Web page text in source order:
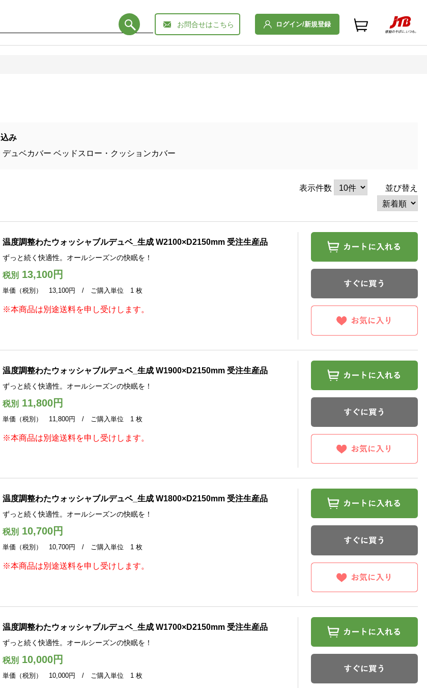
ログイン/新規登録
お問合せはこちら
み
デュベカバー ベッドスロー・クッションカバー
表示件数 並び替え
温度調整わたウォッシャブルデュベ_生成 W2100×D2150mm 受注生産品
ずっと続く快適性。オールシーズンの快眠を！
税別13,100円
単価（税別） 13,100円 / ご購入単位 1 枚
※本商品は別途送料を申し受けします。
温度調整わたウォッシャブルデュベ_生成 W1900×D2150mm 受注生産品
ずっと続く快適性。オールシーズンの快眠を！
税別11,800円
単価（税別） 11,800円 / ご購入単位 1 枚
※本商品は別途送料を申し受けします。
温度調整わたウォッシャブルデュベ_生成 W1800×D2150mm 受注生産品
ずっと続く快適性。オールシーズンの快眠を！
税別10,700円
単価（税別） 10,700円 / ご購入単位 1 枚
※本商品は別途送料を申し受けします。
温度調整わたウォッシャブルデュベ_生成 W1700×D2150mm 受注生産品
ずっと続く快適性。オールシーズンの快眠を！
税別10,000円
単価（税別） 10,000円 / ご購入単位 1 枚